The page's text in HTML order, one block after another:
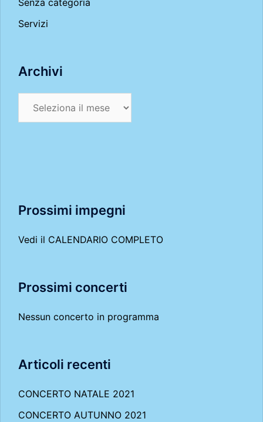
Senza categoria
Servizi
Archivi
Prossimi impegni
Vedi il CALENDARIO COMPLETO
Prossimi concerti
Nessun concerto in programma
Articoli recenti
CONCERTO NATALE 2021
CONCERTO AUTUNNO 2021